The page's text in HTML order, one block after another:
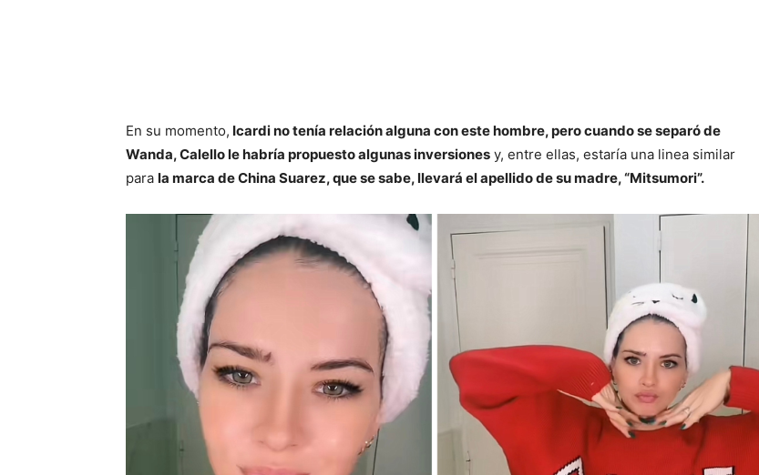
En su momento, Icardi no tenía relación alguna con este hombre, pero cuando se separó de
Wanda, Calello le habría propuesto algunas inversiones y, entre ellas, estaría una linea similar
para la marca de China Suarez, que se sabe, llevará el apellido de su madre, “Mitsumori”.